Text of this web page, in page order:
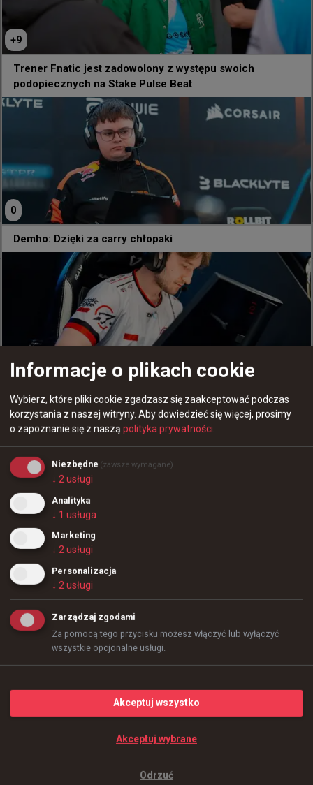
louiecs2_
Czy ominęła mnie aktualizacja, w której noże potrafią
589
-1
Wyczillowany Snax na bootcampie z ekipą
@ FL4MUS92
Bootcamp 🤙🤙
+9
Trener Fnatic jest zadowolony z występu swoich
podopiecznych na Stake Pulse Beat
0
Demho: Dzięki za carry chłopaki
+7
Radość wypisana na twarzach - Betclic Apogee wzniosło
trofeum za zwycięstwo
+
Qlocuu z pucharem za Stake Pulse Beat
+6
Informacje o plikach cookie
Wybierz, które pliki cookie zgadzasz się zaakceptować podczas
korzystania z naszej witryny. Aby dowiedzieć się więcej, prosimy
o zapoznanie się z naszą polityka prywatności.
Niezbędne (zawsze wymagane)
↓ 2usługi
Analityka
↓ 1 usługa
Marketing
↓ 2usługi
Personalizacja
↓ 2usługi
Zarządzaj zgodami
Za pomocą tego przycisku możesz włączyć lub wyłączyć
wszystkie opcjonalne usługi.
Odrzuć
Akceptuj wybrane
Akceptuj wszystko